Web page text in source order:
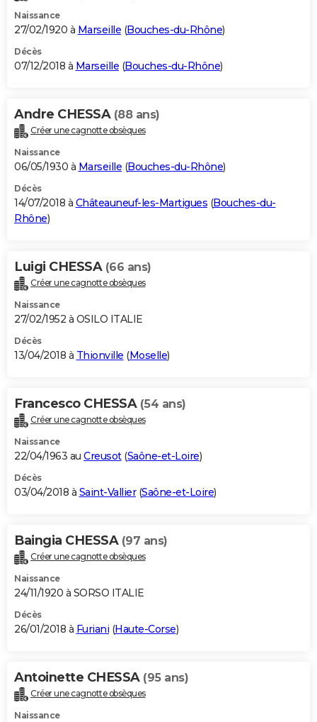
Naissance
27/02/1920 à Marseille (Bouches-du-Rhône)
Décès
07/12/2018 à Marseille (Bouches-du-Rhône)
Andre CHESSA (88 ans)
Créer une cagnotte obsèques
Naissance
06/05/1930 à Marseille (Bouches-du-Rhône)
Décès
14/07/2018 à Châteauneuf-les-Martigues (Bouches-du-
Rhône)
Luigi CHESSA (66 ans)
Créer une cagnotte obsèques
Naissance
27/02/1952 à OSILO ITALIE
Décès
13/04/2018 à Thionville (Moselle)
Francesco CHESSA (54 ans)
Créer une cagnotte obsèques
Naissance
22/04/1963 au Creusot(Saône-et-Loire)
Décès
03/04/2018 à Saint-Vallier(Saône-et-Loire)
Baingia CHESSA (97 ans)
Créer une cagnotte obsèques
Naissance
24/11/1920 à SORSO ITALIE
Décès
26/01/2018 à Furiani (Haute-Corse)
Antoinette CHESSA (95 ans)
Créer une cagnotte obsèques
Naissance